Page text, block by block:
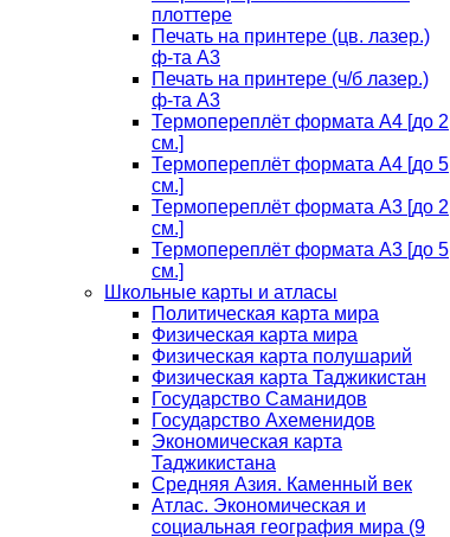
плоттере
Печать на принтере (цв. лазер.)
ф-та А3
Печать на принтере (ч/б лазер.)
ф-та А3
Термопереплёт формата А4 [до 2
см.]
Термопереплёт формата А4 [до 5
см.]
Термопереплёт формата А3 [до 2
см.]
Термопереплёт формата А3 [до 5
см.]
Школьные карты и атласы
Политическая карта мира
Физическая карта мира
Физическая карта полушарий
Физическая карта Таджикистан
Государство Саманидов
Государство Ахеменидов
Экономическая карта
Таджикистана
Средняя Азия. Каменный век
Атлас. Экономическая и
социальная география мира (9